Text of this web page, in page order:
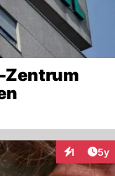
Zentrum
1 5y